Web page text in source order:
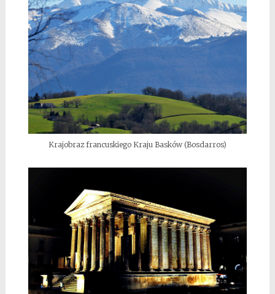
Krajobraz francuskiego Kraju Basków (Bosdarros)